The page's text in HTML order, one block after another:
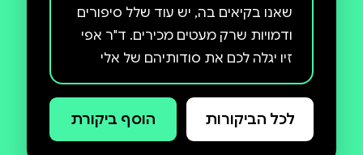
שאנו בקיאים בה, יש עוד שלל סיפורים
ודמויות שרק מעטים מכירים. ד"ר אפי
זיו יגלה לכם את סודותיהם של אלי
האולימפוס. ספרו מתחקה אחר פולחני
האלים ומקורם, מספר את
הרפתקאותיהם ומציג את היחסים
לכל הביקורות הוסף ביקורת